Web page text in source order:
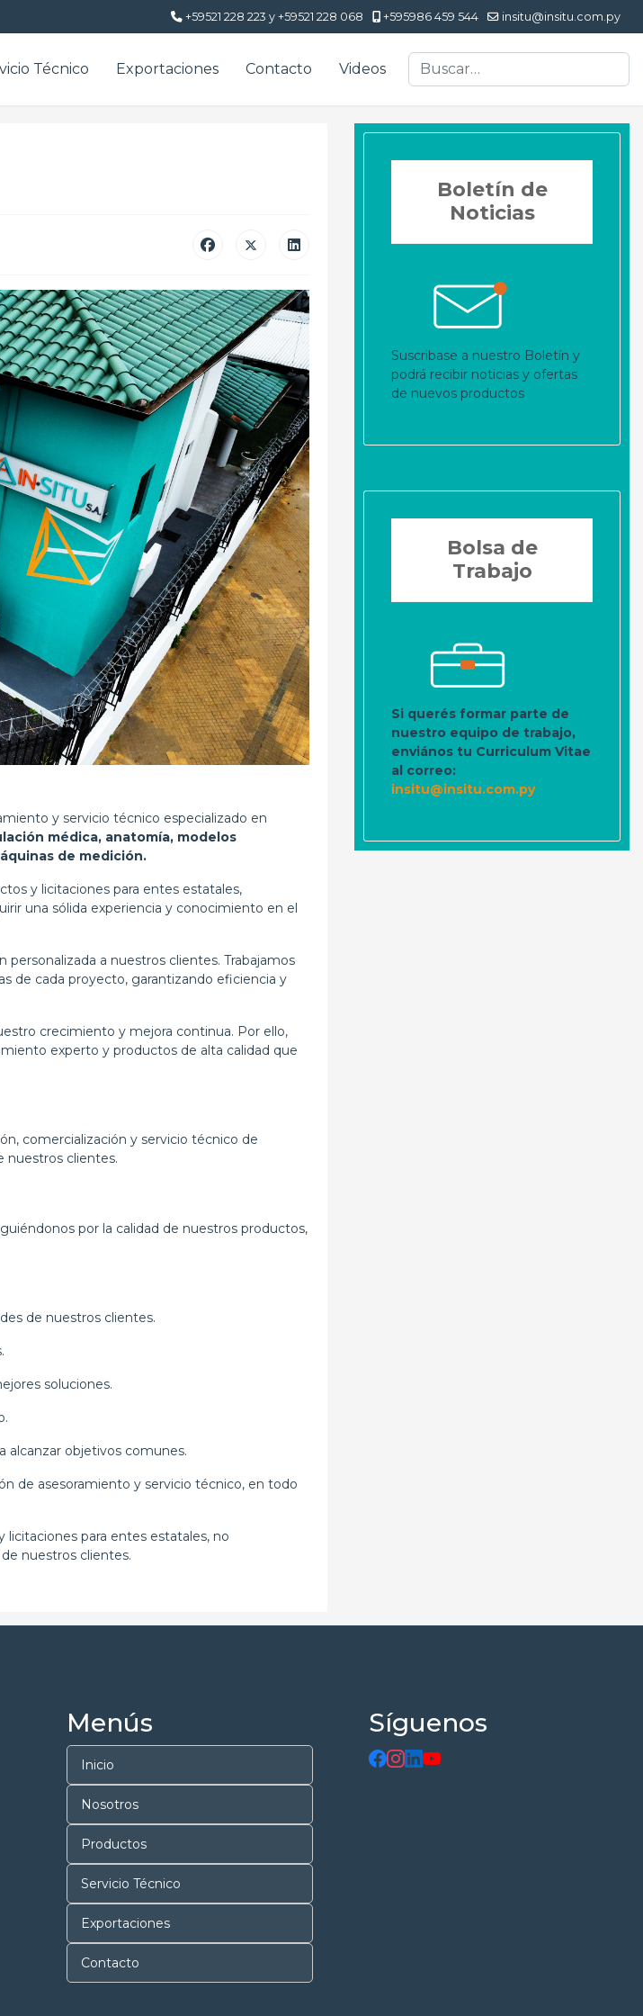
+59521 228 223 y +59521 228 068 +595986 459 544 insitu@insitu.com.py
Técnico Exportaciones Contacto Videos Buscar
y servicio técnico especializado en
médica, anatomía, modelos
de medición.
y licitaciones para entes estatales,
una sólida experiencia y conocimiento en el
a nuestros clientes. Trabajamos
de cada proyecto, garantizando eficiencia y
crecimiento y mejora continua. Por ello,
experto y productos de alta calidad que
comercialización y servicio técnico de
nuestros clientes.
por la calidad de nuestros productos,
de nuestros clientes.
soluciones.
alcanzar objetivos comunes.
de asesoramiento y servicio técnico, en todo
licitaciones para entes estatales, no
nuestros clientes.
Boletín de
Noticias
Suscribase a nuestro Boletín y
podrá recibir noticias y ofertas
de nuevos productos
Bolsa de
Trabajo
Si querés formar parte de
nuestro equipo de trabajo,
enviános tu Curriculum Vitae
al correo:
insitu@insitu.com.py
Menús
Inicio
Nosotros
Productos
Servicio Técnico
Exportaciones
Contacto
Síguenos